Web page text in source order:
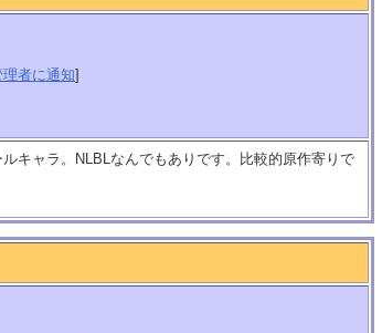
理者に通知]
キャラ。NLBLなんでもありです。比較的原作寄りで